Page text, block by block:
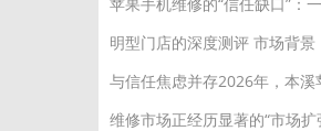
明型门店的深度测评 市场背景
与信任焦虑并存2026年，本溪
维修市场正经历显著的“市场扩